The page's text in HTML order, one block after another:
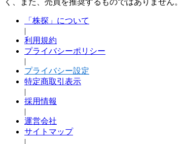
く、また、売買を推奨するものではありません。
「株探」について
|
利用規約
プライバシーポリシー
|
プライバシー設定
特定商取引表示
|
採用情報
|
運営会社
サイトマップ
|